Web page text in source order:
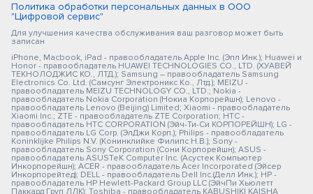
Политика обработки персональных данных в ООО
"Цифровой сервис"
Для улучшения качества обслуживания ваш разговор может быть
записан
iPhone, Macbook, iPad - правообладатель Apple Inc. (Эпл Инк.); Huawei и
Honor - правообладатель HUAWEI TECHNOLOGIES CO., LTD. (ХУАВЕЙ
ТЕКНОЛОДЖИС КО., ЛТД.); Samsung – правообладатель Samsung
Electronics Co. Ltd. (Самсунг Электроникс Ко., Лтд.); MEIZU -
правообладатель MEIZU TECHNOLOGY CO., LTD.; Nokia -
правообладатель Nokia Corporation (Нокиа Корпорейшн); Lenovo -
правообладатель Lenovo (Beijing) Limited; Xiaomi - правообладатель
Xiaomi Inc.; ZTE - правообладатель ZTE Corporation; HTC -
правообладатель HTC CORPORATION (Эйч-Ти-Си КОРПОРЕЙШН); LG -
правообладатель LG Corp. (ЭлДжи Корп.); Philips - правообладатель
Koninklijke Philips N.V. (Конинклийке Филипс Н.В.); Sony -
правообладатель Sony Corporation (Сони Корпорейшн); ASUS -
правообладатель ASUSTeK Computer Inc. (Асустек Компьютер
Инкорпорейшн); ACER - правообладатель Acer Incorporated (Эйсер
Инкорпорейтед); DELL - правообладатель Dell Inc.(Делл Инк.); HP -
правообладатель HP Hewlett-Packard Group LLC (ЭйчПи Хьюлетт
Паккард Груп ЛЛК); Toshiba - правообладатель KABUSHIKI KAISHA